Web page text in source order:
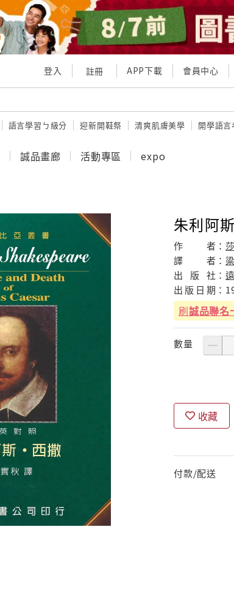
登入 註冊 APP下載 會員中心
語言學習ㄅ級分 迎新開鞋祭 清爽肌膚美學 開學語
誠品畫廊 活動專區 expo
朱利阿
作 者：
譯
者：
出
版 社：
出 版 日 期：
刷誠品聯名
數量
收藏
付款/配送